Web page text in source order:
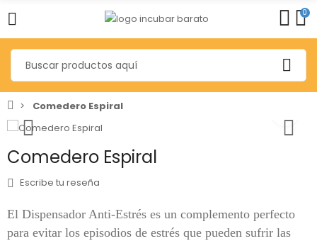
0
Comedero Espiral
Comedero Espiral
Escribe tu reseña
El Dispensador Anti-Estrés es un complemento perfecto
para evitar los episodios de estrés que pueden sufrir las